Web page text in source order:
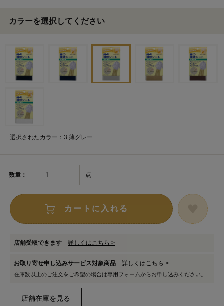
カラーを選択してください
選択されたカラー：3.薄グレー
数量： 点
カートに入れる
店舗受取できます 詳しくはこちら >
お取り寄せ申し込みサービス対象商品 詳しくはこちら >
在庫数以上のご注文をご希望の場合は専用フォームからお申し込みください。